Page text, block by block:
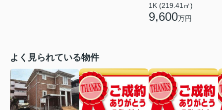
1K (219.41㎡)
9,600万円
よく見られている物件